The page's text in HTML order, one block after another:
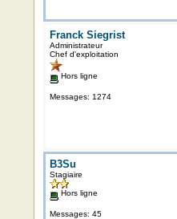
Franck Siegrist
Administrateur
Chef d'exploitation
Hors ligne
Messages: 1274
B3Su
Stagiaire
Hors ligne
Messages: 45